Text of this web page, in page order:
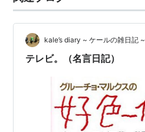
kale’s diary ~ ケールの雑日記 ~
テレビ。（名言日記）